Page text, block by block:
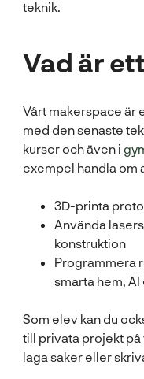
Vad är
Vårt makerspace är
med den senaste
kurser och även i
exempel handla om
3D-printa
Använda
konstruktion
Programmera
smarta hem,
Som elev kan du
till privata projekt
laga saker eller